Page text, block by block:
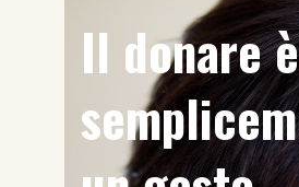
Il donare è